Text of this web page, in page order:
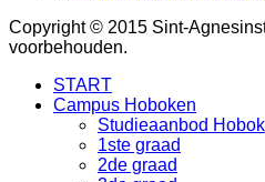
Copyright © 2015 Sint-
voorbehouden.
START
Campus Hoboken
Studieaanbod
1ste graad
2de graad